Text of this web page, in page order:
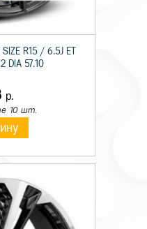
R15 / 6.5J ET
DIA 57.10
р.
10 шт.